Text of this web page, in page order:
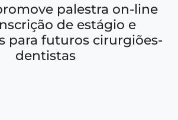
palestra on-line
de estágio e
para futuros cirurgiões-
dentistas